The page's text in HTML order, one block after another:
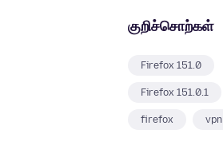
குறிச்சொற்கள்
Firefox 151.0
Firefox 151.0.1
firefox vpn